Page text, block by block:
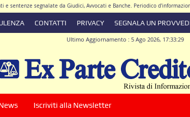
sentenze segnalate da Giudici, Avvocati e Banche. Periodico
CONTATTI PRIVACY SEGNALA UN
Ultimo Aggiornamento : 5 Ago 2026, 17:33:29
Responsabile Avv. Antonio De Simone
Iscriviti alla Newsletter